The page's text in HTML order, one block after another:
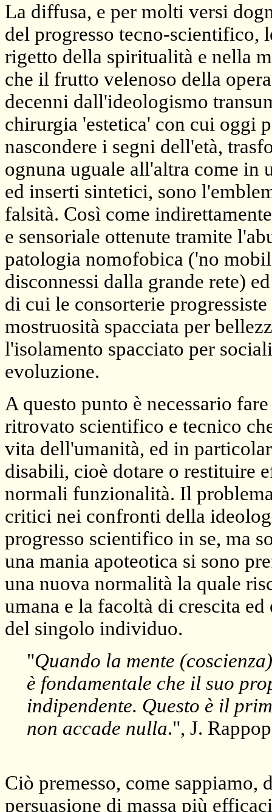
La diffusa, e per molti versi
del progresso tecno-
rigetto della spiritualità e nella
che il frutto velenoso della
decenni dall'ideologismo
chirurgia 'estetica' con cui oggi
nascondere i segni dell'età,
ognuna uguale all'altra come in
ed inserti sintetici, sono
falsità. Così come
e sensoriale ottenute tramite
patologia nomofobica ('no
disconnessi dalla grande rete)
di cui le consorterie
mostruosità spacciata per
l'isolamento spacciato per
evoluzione.
A questo punto è necessario
ritrovato scientifico e tecnico
vita dell'umanità, ed in
disabili, cioè dotare o restituire
normali funzionalità. Il
critici nei confronti della
progresso scientifico in se, ma
una mania apoteotica si sono
una nuova normalità la quale
umana e la facoltà di crescita
del singolo individuo.
"Quando la mente
è fondamentale che il suo
indipendente. Questo è il
non accade nulla.", J.
Ciò premesso, come
persuasione di massa più